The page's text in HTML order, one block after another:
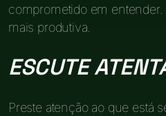
comprometido em
mais produtiva.
ESCUTE
Preste atenção ao que está